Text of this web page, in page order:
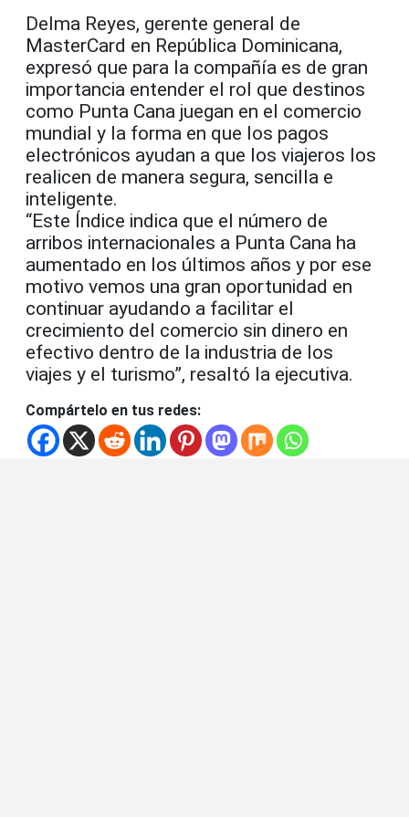
Delma Reyes, gerente general de
MasterCard en República Dominicana,
expresó que para la compañía es de gran
importancia entender el rol que destinos
como Punta Cana juegan en el comercio
mundial y la forma en que los pagos
electrónicos ayudan a que los viajeros los
realicen de manera segura, sencilla e
inteligente.
“Este Índice indica que el número de
arribos internacionales a Punta Cana ha
aumentado en los últimos años y por ese
motivo vemos una gran oportunidad en
continuar ayudando a facilitar el
crecimiento del comercio sin dinero en
efectivo dentro de la industria de los
viajes y el turismo”, resaltó la ejecutiva.
Compártelo en tus redes: